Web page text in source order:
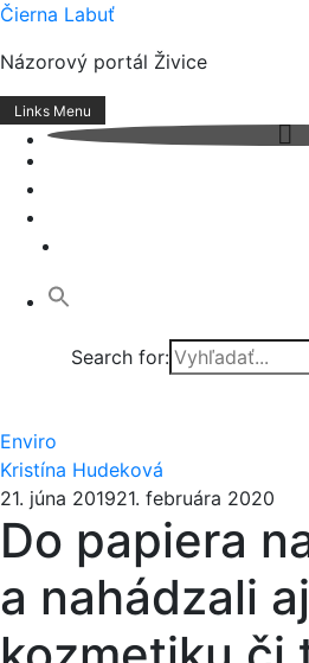
Skip
content
Čierna Labuť
Názorový portál Živice
Links Menu
Search for:
Enviro
Kristína Hudeková
21. júna 201921. februára 2020
Do papiera
a nahádzali aj